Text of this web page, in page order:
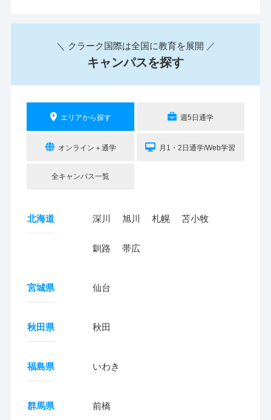
＼ クラーク国際は全国に教育を展開 ／
キャンパスを探す
エリアから探す 週5日通学
オンライン＋通学 月1・2日通学/Web学習
全キャンパス一覧
北海道 深川 旭川 札幌 苫小牧
釧路 帯広
宮城県 仙台
秋田県 秋田
福島県 いわき
群馬県 前橋